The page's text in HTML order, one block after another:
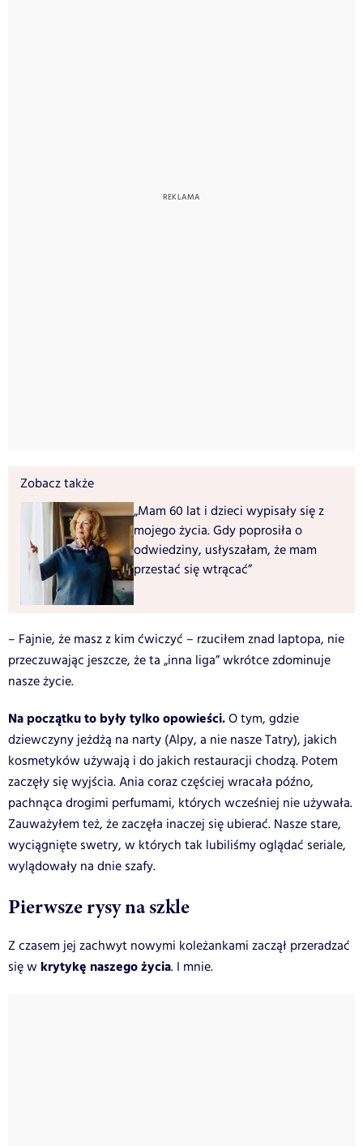
Zobacz także
„Mam 60 lat i dzieci wypisały się z
mojego życia. Gdy poprosiła o
odwiedziny, usłyszałam, że mam
przestać się wtrącać”
– Fajnie, że masz z kim ćwiczyć – rzuciłem znad laptopa, nie
przeczuwając jeszcze, że ta „inna liga” wkrótce zdominuje
nasze życie.
Na początku to były tylko opowieści.O tym, gdzie
dziewczyny jeżdżą na narty (Alpy, a nie nasze Tatry), jakich
kosmetyków używają i do jakich restauracji chodzą. Potem
zaczęły się wyjścia. Ania coraz częściej wracała późno,
pachnąca drogimi perfumami, których wcześniej nie używała.
Zauważyłem też, że zaczęła inaczej się ubierać. Nasze stare,
wyciągnięte swetry, w których tak lubiliśmy oglądać seriale,
wylądowały na dnie szafy.
Pierwsze rysy na szkle
Z czasem jej zachwyt nowymi koleżankami zaczął przeradzać
sięw krytykę naszego życia. I mnie.